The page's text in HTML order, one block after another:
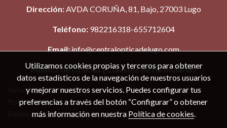
Dirección:AVDA CORUÑA, 81, Bajo, 27003 Lugo
Teléfono: 982216318-655712604
Email:info@centralopticadelugo.com
Política de cookies |Clausula de formularios
Aviso legal
Política de cookies
Política de privacidad
Utilizamos cookies propias y terceros para obtener
datos estadísticos de la navegación de nuestros usuarios
y mejorar nuestros servicios. Puedes configurar tus
preferencias a través del botón “Configurar” o obtener
más información en nuestra Política de cookies.